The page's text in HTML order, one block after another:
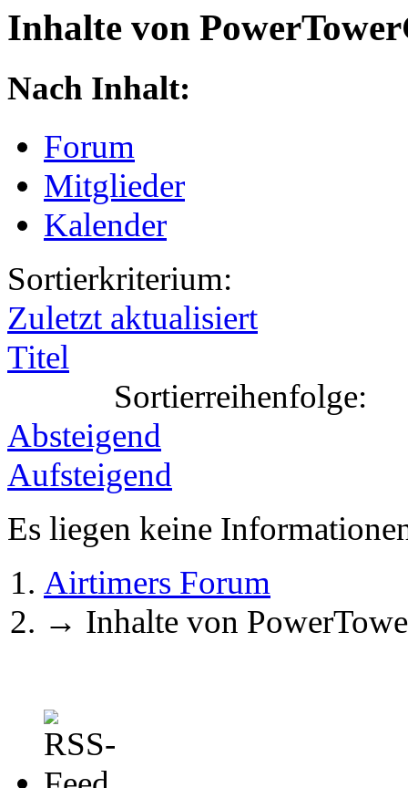
Inhalte von
Nach Inhalt:
Forum
Mitglieder
Kalender
Sortierkriterium:
Zuletzt aktualisiert
Titel
Sortierreihenfolge:
Absteigend
Aufsteigend
Es liegen keine
Airtimers Forum
→ Inhalte von